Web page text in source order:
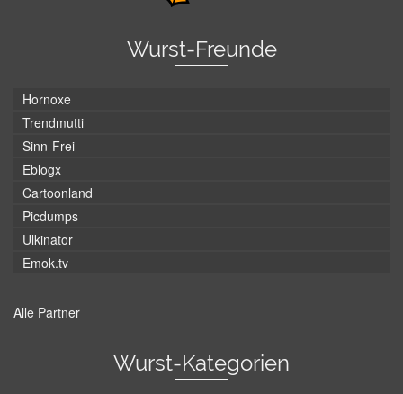
Wurst-Freunde
Hornoxe
Trendmutti
Sinn-Frei
Eblogx
Cartoonland
Picdumps
Ulkinator
Emok.tv
Alle Partner
Wurst-Kategorien